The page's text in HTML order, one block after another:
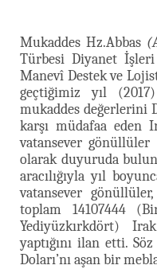
Mukaddes Hz.Abbas
Türbesi Diyanet
Manevî Destek ve
geçtiğimiz yıl
mukaddes değerlerini
karşı müdafaa eden
vatansever
olarak duyuruda
aracılığıyla yıl
vatansever
toplam 14107444
Yediyüzkırkdört)
yaptığını ilan etti.
Doları’nı aşan bir